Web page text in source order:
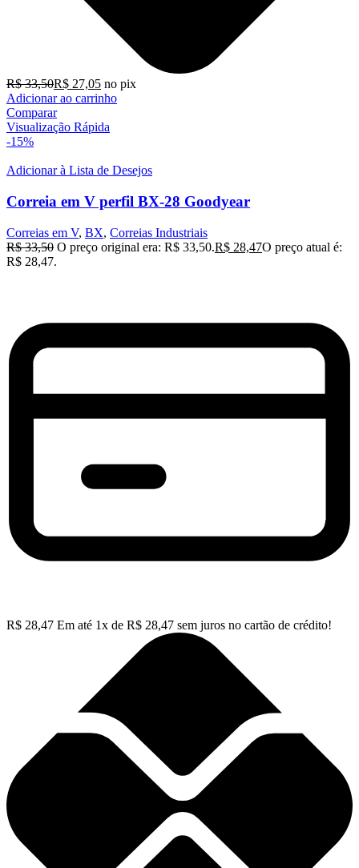
R$33,50R$ 27,05 no pix
Adicionar ao carrinho
Comparar
Visualização Rápida
-15%
Adicionar à Lista de Desejos
Correia em V perfil BX-28 Goodyear
Correias em V, BX, Correias Industriais
R$33,50 O preço original era: R$ 33,50.R$ 28,47O preço atual é:
R$ 28,47.
R$ 28,47 Em até 1x de R$ 28,47 sem juros no cartão de crédito!